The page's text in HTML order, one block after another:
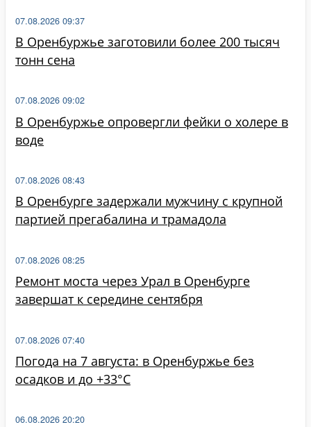
В Оренбуржье заготовили более 200 тысяч
тонн сена
07.08.2026 09:37
В Оренбуржье опровергли фейки о холере в
воде
07.08.2026 09:02
В Оренбурге задержали мужчину с крупной
партией прегабалина и трамадола
07.08.2026 08:43
Ремонт моста через Урал в Оренбурге
завершат к середине сентября
07.08.2026 08:25
Погода на 7 августа: в Оренбуржье без
осадков и до +33°C
07.08.2026 07:40
06.08.2026 20:20